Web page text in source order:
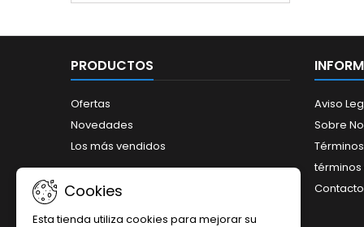
y
PRODUCTOS
Ofertas
Novedades
Los más vendidos
Aviso
Sobre
Cookies
Esta tienda utiliza cookies para mejorar su